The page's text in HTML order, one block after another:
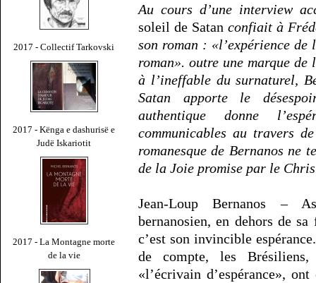
2017 - Collectif Tarkovski
2017 - Kënga e dashurisë e
Judë Iskariotit
2017 - La Montagne morte
de la vie
Au cours d’une interview
soleil de Satan confiait à
son roman : «l’expérience de
roman». outre une marque
à l’ineffable du surnaturel,
Satan apporte le
authentique donne
communicables au travers
romanesque de Bernanos ne
de la Joie promise par le
Jean-Loup Bernanos –
bernanosien, en dehors de
c’est son invincible
de compte, les
«l’écrivain d’espérance»,